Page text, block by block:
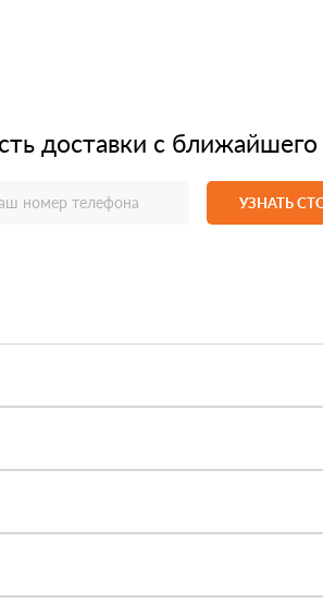
доставки с ближайшего
УЗНАТЬ